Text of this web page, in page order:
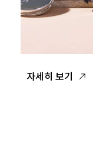
자세히 보기